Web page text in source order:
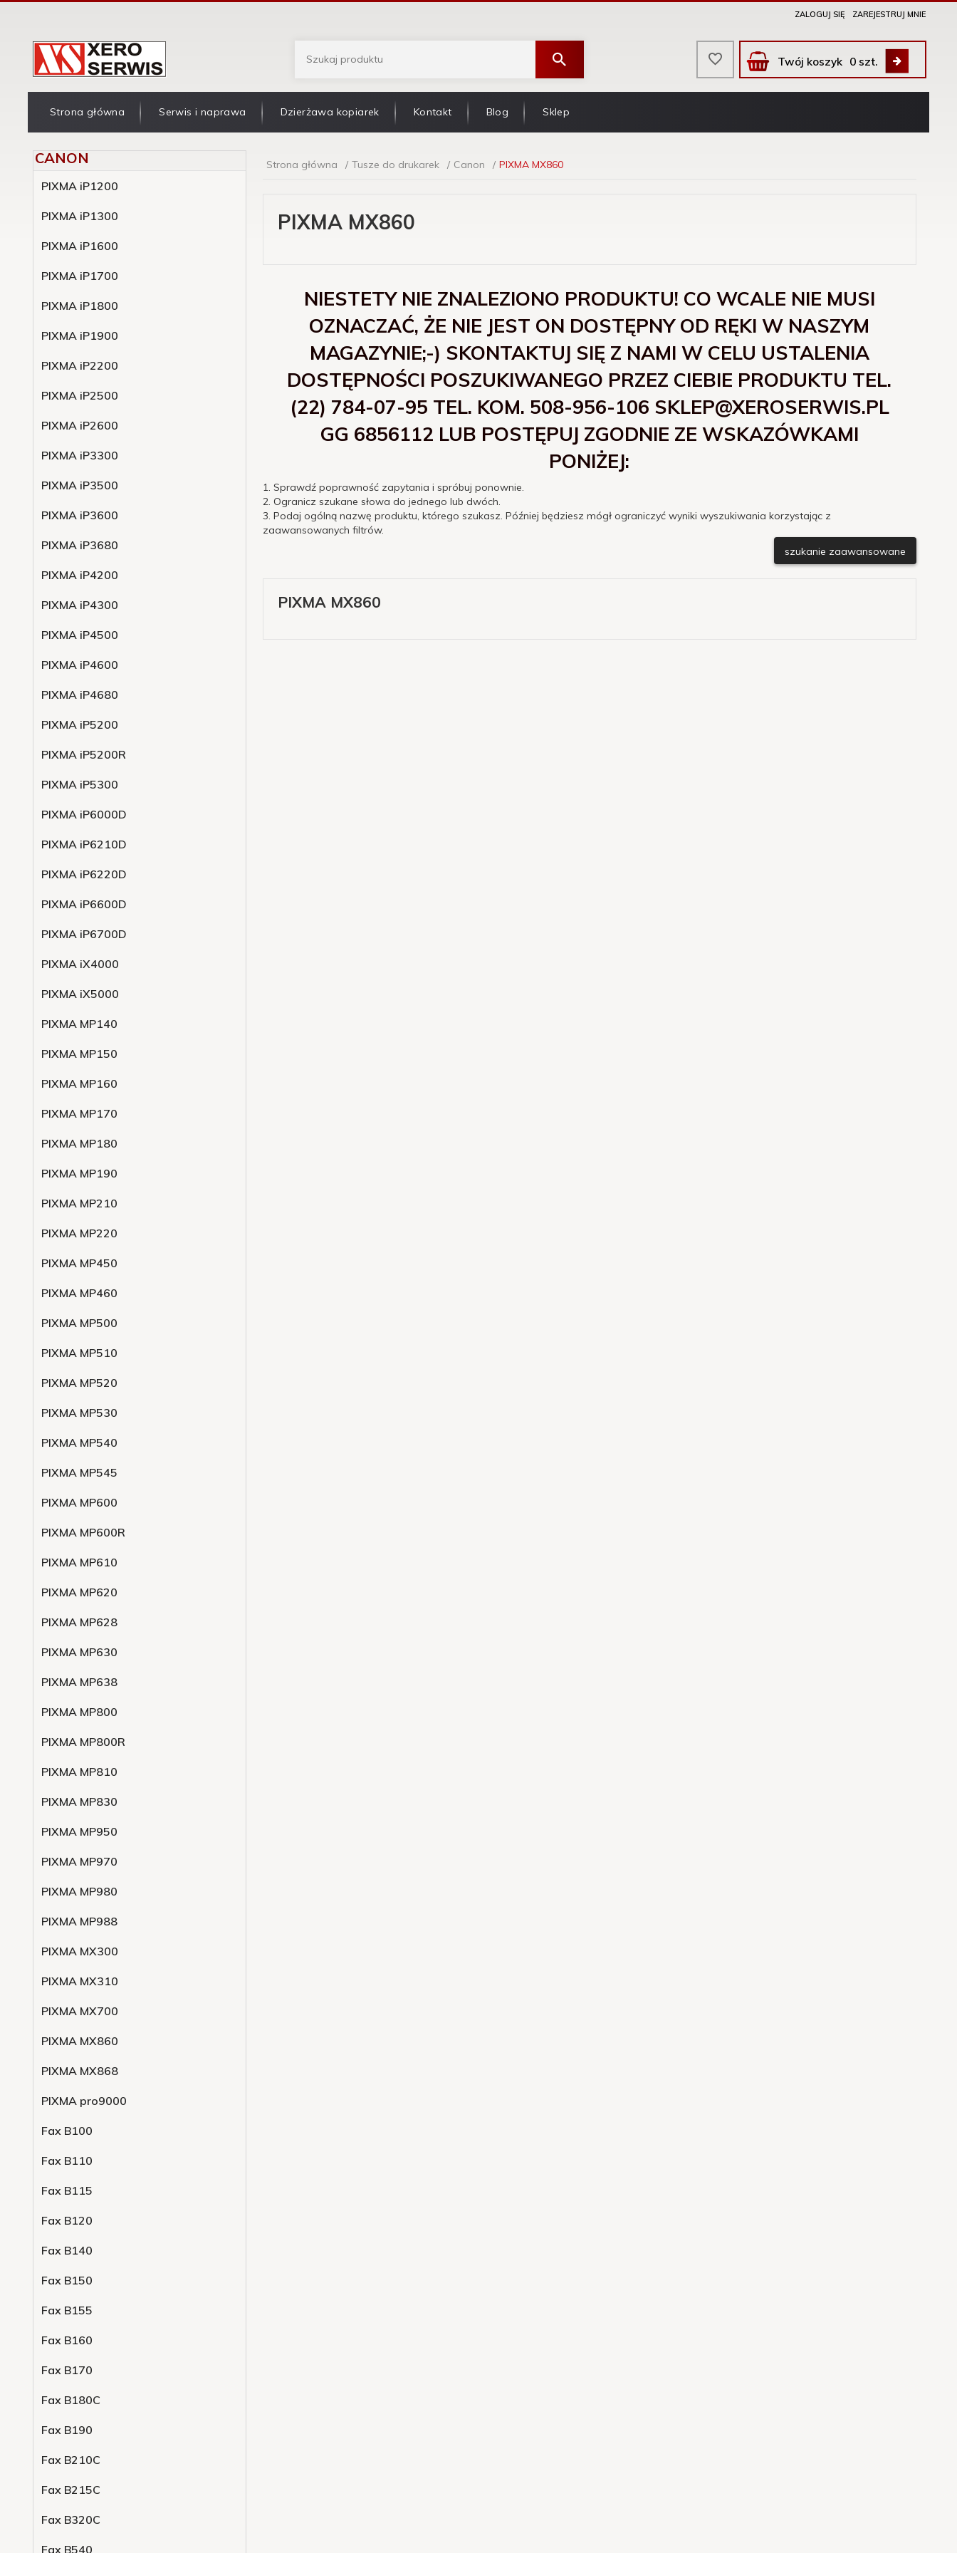
ZALOGUJ SIĘ ZAREJESTRUJ MNIE
Twój koszyk 0szt.
Strona główna Serwis i naprawa Dzierżawa kopiarek Kontakt Blog Sklep
CANON
PIXMA iP1200
PIXMA iP1300
PIXMA iP1600
PIXMA iP1700
PIXMA iP1800
PIXMA iP1900
PIXMA iP2200
PIXMA iP2500
PIXMA iP2600
PIXMA iP3300
PIXMA iP3500
PIXMA iP3600
PIXMA iP3680
PIXMA iP4200
PIXMA iP4300
PIXMA iP4500
PIXMA iP4600
PIXMA iP4680
PIXMA iP5200
PIXMA iP5200R
PIXMA iP5300
PIXMA iP6000D
PIXMA iP6210D
PIXMA iP6220D
PIXMA iP6600D
PIXMA iP6700D
PIXMA iX4000
PIXMA iX5000
PIXMA MP140
PIXMA MP150
PIXMA MP160
PIXMA MP170
PIXMA MP180
PIXMA MP190
PIXMA MP210
PIXMA MP220
PIXMA MP450
PIXMA MP460
PIXMA MP500
PIXMA MP510
PIXMA MP520
PIXMA MP530
PIXMA MP540
PIXMA MP545
PIXMA MP600
PIXMA MP600R
PIXMA MP610
PIXMA MP620
PIXMA MP628
PIXMA MP630
PIXMA MP638
PIXMA MP800
PIXMA MP800R
PIXMA MP810
PIXMA MP830
PIXMA MP950
PIXMA MP970
PIXMA MP980
PIXMA MP988
PIXMA MX300
PIXMA MX310
PIXMA MX700
PIXMA MX860
PIXMA MX868
PIXMA pro9000
Fax B100
Fax B110
Fax B115
Fax B120
Fax B140
Fax B150
Fax B155
Fax B160
Fax B170
Fax B180C
Fax B190
Fax B210C
Fax B215C
Fax B320C
Fax B540
Strona główna Tusze do drukarek Canon PIXMA MX860
PIXMA MX860
NIESTETY NIE ZNALEZIONO PRODUKTU! CO WCALE NIE MUSI
OZNACZAĆ, ŻE NIE JEST ON DOSTĘPNY OD RĘKI W NASZYM
MAGAZYNIE;-) SKONTAKTUJ SIĘ Z NAMI W CELU USTALENIA
DOSTĘPNOŚCI POSZUKIWANEGO PRZEZ CIEBIE PRODUKTU TEL.
(22) 784-07-95 TEL. KOM. 508-956-106 SKLEP@XEROSERWIS.PL
GG 6856112 LUB POSTĘPUJ ZGODNIE ZE WSKAZÓWKAMI
PONIŻEJ:
1. Sprawdź poprawność zapytania i spróbuj ponownie.
2. Ogranicz szukane słowa do jednego lub dwóch.
3. Podaj ogólną nazwę produktu, którego szukasz. Później będziesz mógł ograniczyć wyniki wyszukiwania korzystając z
zaawansowanych filtrów.
szukanie zaawansowane
PIXMA MX860